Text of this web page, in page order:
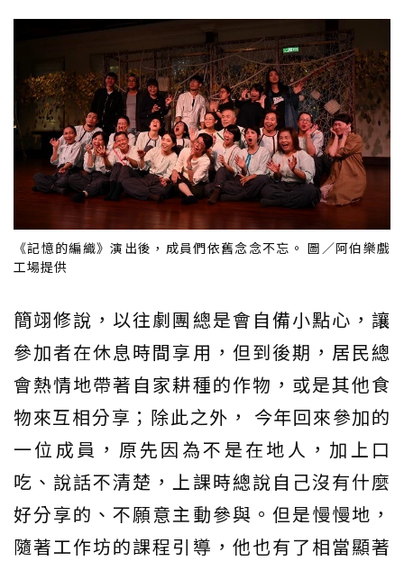
《記憶的編織》演出後，成員們依舊念念不忘。 圖／阿伯樂戲
工場提供
簡翊修說，以往劇團總是會自備小點心，讓
參加者在休息時間享用，但到後期，居民總
會熱情地帶著自家耕種的作物，或是其他食
物來互相分享；除此之外， 今年回來參加的
一位成員，原先因為不是在地人，加上口
吃、說話不清楚，上課時總說自己沒有什麼
好分享的、不願意主動參與。但是慢慢地，
隨著工作坊的課程引導，他也有了相當顯著